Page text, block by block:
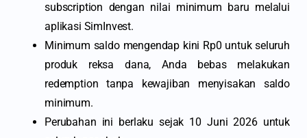
subscription dengan nilai minimum baru melalui
aplikasi SimInvest.
Minimum saldo mengendap kini Rp0 untuk seluruh
produk reksa dana, Anda bebas melakukan
redemption tanpa kewajiban menyisakan saldo
minimum.
Perubahan ini berlaku sejak 10 Juni 2026 untuk